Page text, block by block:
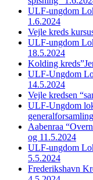
ULF-ungdom
1.6.2024
Vejle kreds
ULF-ungdom
18.5.2024
Kolding
ULF-Ungdom
14.5.2024
Vejle kredsen
ULF-Ungdom
Aabenraa
og 11.5.2024
ULF-ungdom
5.5.2024
Frederikshavn